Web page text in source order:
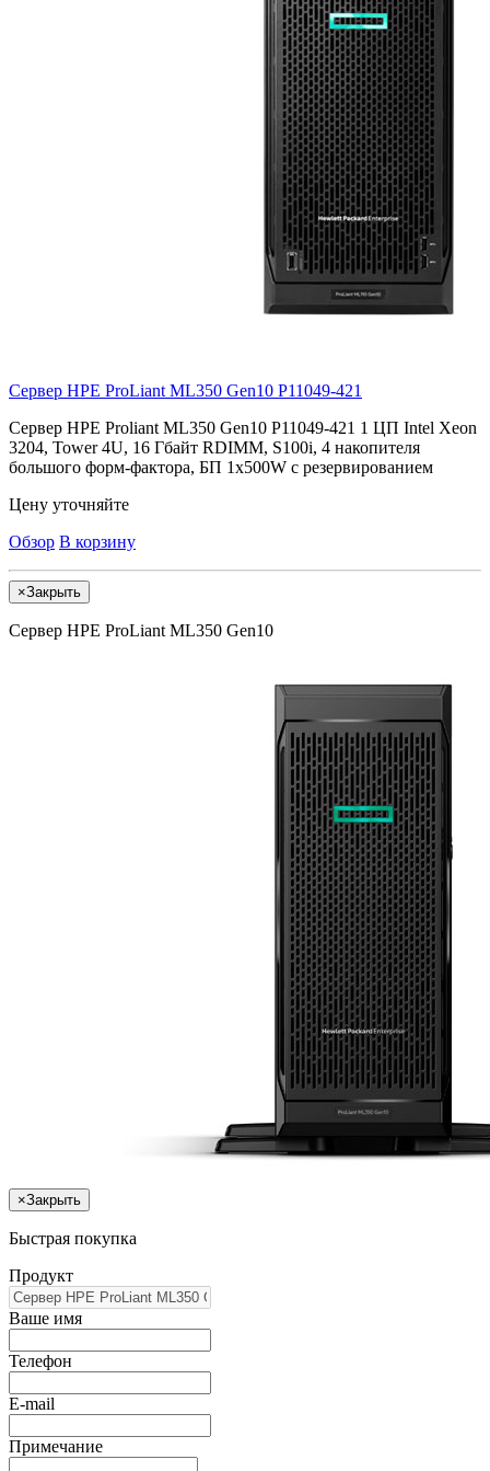
Сервер HPE ProLiant ML350 Gen10 P11049-421
Сервер HPE Proliant ML350 Gen10 P11049-421 1 ЦП Intel Xeon
3204, Tower 4U, 16 Гбайт RDIMM, S100i, 4 накопителя
большого форм-фактора, БП 1x500W с резервированием
Цену уточняйте
Обзор В корзину
×Закрыть
Сервер HPE ProLiant ML350 Gen10
×Закрыть
Быстрая покупка
Продукт
Ваше имя
Телефон
E-mail
Примечание